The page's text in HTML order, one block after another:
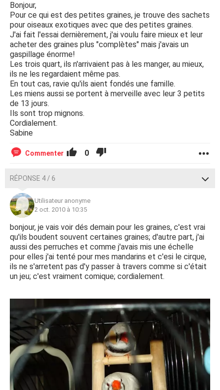
Bonjour,
Pour ce qui est des petites graines, je trouve des sachets
pour oiseaux exotiques avec que des petites graines.
J'ai fait l'essai dernièrement, j'ai voulu faire mieux et leur
acheter des graines plus "complètes" mais j'avais un
gaspillage énorme!
Les trois quart, ils n'arrivaient pas à les manger, au mieux,
ils ne les regardaient même pas.
En tout cas, ravie qu'ils aient fondés une famille.
Les miens aussi se portent à merveille avec leur 3 petits
de 13 jours.
Ils sont trop mignons.
Cordialement.
Sabine
Commenter 0
RÉPONSE 4 / 6
Utilisateur anonyme
2 oct. 2010 à 10:35
bonjour, je vais voir dés demain pour les graines, c'est vrai
qu'ils boudent souvent certaines graines; d'autre part, j'ai
aussi des perruches et comme j'avais mis une échelle
pour elles j'ai tenté pour mes mandarins et c'esi le cirque,
ils ne s'arretent pas d'y passer à travers comme si c'était
un jeu; c'est vraiment comique; cordialement.